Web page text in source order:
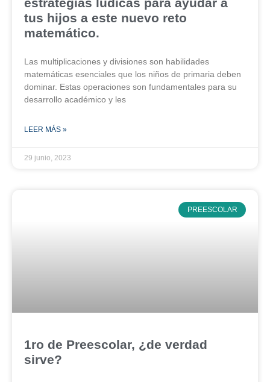
tus hijos a este nuevo reto
matemático.
Las multiplicaciones y divisiones son habilidades
matemáticas esenciales que los niños de primaria deben
dominar. Estas operaciones son fundamentales para su
desarrollo académico y les
LEER MÁS »
29 junio, 2023
PREESCOLAR
1ro de Preescolar, ¿de verdad
sirve?